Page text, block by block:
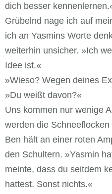
dich besser
Grübelnd nage ich auf
ich an Yasmins Worte
weiterhin unsicher. »Ich
Idee ist.«
»Wieso? Wegen deines
»Du weißt davon?«
Uns kommen nur wenige
werden die Schneeflocken
Ben hält an einer roten
den Schultern. »Yasmin
meinte, dass du seitdem
hattest. Sonst nichts.«